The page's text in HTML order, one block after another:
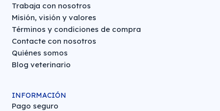
Trabaja con nosotros
Misión, visión y valores
Términos y condiciones de compra
Contacte con nosotros
Quiénes somos
Blog veterinario
INFORMACIÓN
Pago seguro